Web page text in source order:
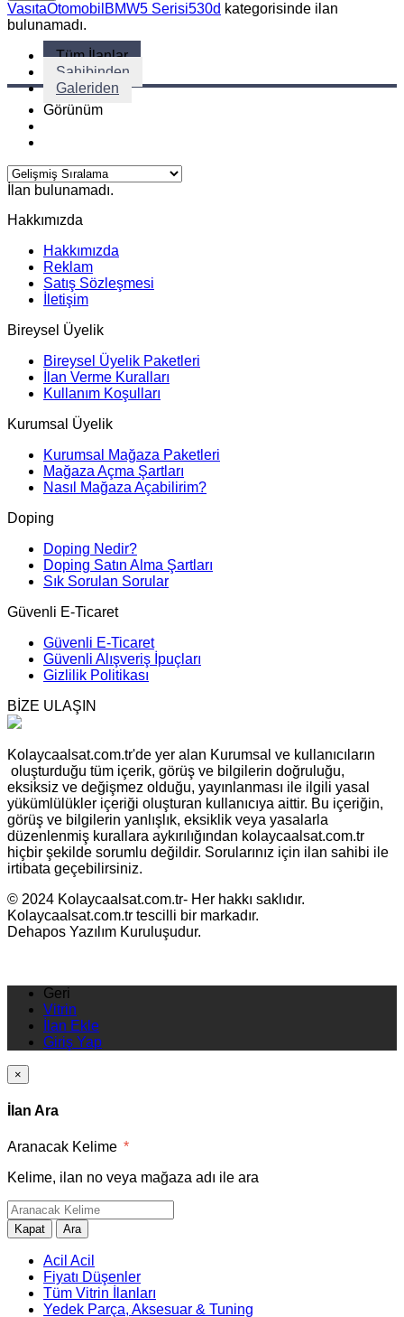
VasıtaOtomobil BMW5 Serisi530d kategorisinde ilan
bulunamadı.
Tüm İlanlar
Sahibinden
Galeriden
Görünüm
İlan bulunamadı.
Hakkımızda
Hakkımızda
Reklam
Satış Sözleşmesi
İletişim
Bireysel Üyelik
Bireysel Üyelik Paketleri
İlan Verme Kuralları
Kullanım Koşulları
Kurumsal Üyelik
Kurumsal Mağaza Paketleri
Mağaza Açma Şartları
Nasıl Mağaza Açabilirim?
Doping
Doping Nedir?
Doping Satın Alma Şartları
Sık Sorulan Sorular
Güvenli E-Ticaret
Güvenli E-Ticaret
Güvenli Alışveriş İpuçları
Gizlilik Politikası
BİZE ULAŞIN
Kolaycaalsat.com.tr'de yer alan Kurumsal ve kullanıcıların
oluşturduğu tüm içerik, görüş ve bilgilerin doğruluğu,
eksiksiz ve değişmez olduğu, yayınlanması ile ilgili yasal
yükümlülükler içeriği oluşturan kullanıcıya aittir. Bu içeriğin,
görüş ve bilgilerin yanlışlık, eksiklik veya yasalarla
düzenlenmiş kurallara aykırılığından kolaycaalsat.com.tr
hiçbir şekilde sorumlu değildir. Sorularınız için ilan sahibi ile
irtibata geçebilirsiniz.
© 2024 Kolaycaalsat.com.tr- Her hakkı saklıdır.
Kolaycaalsat.com.tr tescilli bir markadır.
Dehapos Yazılım Kuruluşudur.
Geri
Vitrin
İlan Ekle
Giriş Yap
×
İlan Ara
Aranacak Kelime *
Kelime, ilan no veya mağaza adı ile ara
Kapat Ara
Acil Acil
Fiyatı Düşenler
Tüm Vitrin İlanları
Yedek Parça, Aksesuar & Tuning